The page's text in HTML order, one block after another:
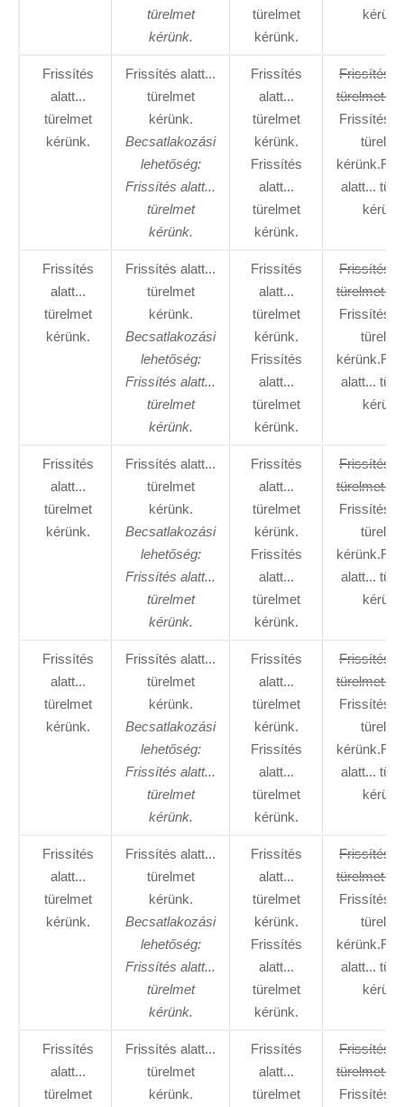
türelmet
kérünk.
türelmet
kérünk.
Frissítés
alatt...
türelmet
kérünk.
Frissítés alatt...
türelmet
kérünk.
Becsatlakozási
lehetőség:
Frissítés alatt...
türelmet
kérünk.
Frissítés
alatt...
türelmet
kérünk.
Frissítés
alatt...
türelmet
kérünk.
Frissítés
türelmet
Frissítés
alatt...
Frissítés
alatt...
türelmet
kérünk.
Frissítés alatt...
türelmet
kérünk.
Becsatlakozási
lehetőség:
Frissítés alatt...
türelmet
kérünk.
Frissítés
alatt...
türelmet
kérünk.
Frissítés
alatt...
türelmet
kérünk.
Frissítés
türelmet
Frissítés
alatt...
Frissítés
alatt...
türelmet
kérünk.
Frissítés alatt...
türelmet
kérünk.
Becsatlakozási
lehetőség:
Frissítés alatt...
türelmet
kérünk.
Frissítés
alatt...
türelmet
kérünk.
Frissítés
alatt...
türelmet
kérünk.
Frissítés
türelmet
Frissítés
alatt...
Frissítés
alatt...
türelmet
kérünk.
Frissítés alatt...
türelmet
kérünk.
Becsatlakozási
lehetőség:
Frissítés alatt...
türelmet
kérünk.
Frissítés
alatt...
türelmet
kérünk.
Frissítés
alatt...
türelmet
kérünk.
Frissítés
türelmet
Frissítés
alatt...
Frissítés
alatt...
türelmet
kérünk.
Frissítés alatt...
türelmet
kérünk.
Becsatlakozási
lehetőség:
Frissítés alatt...
türelmet
kérünk.
Frissítés
alatt...
türelmet
kérünk.
Frissítés
alatt...
türelmet
kérünk.
Frissítés
türelmet
Frissítés
alatt...
Frissítés
alatt...
türelmet
Frissítés alatt...
türelmet
kérünk.
Frissítés
alatt...
türelmet
Frissítés
türelmet
Frissítés